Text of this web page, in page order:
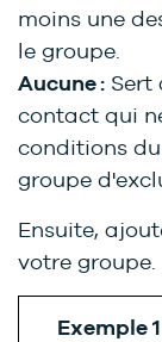
moins une
le groupe.
Aucune : Sert
contact qui
conditions
groupe
Ensuite,
votre groupe.
Exemple